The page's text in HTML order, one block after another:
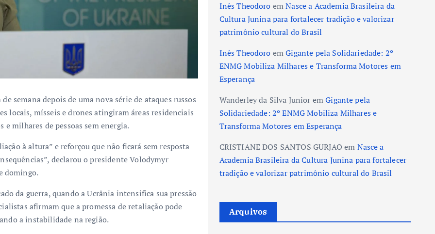
semana depois de uma nova série de ataques russos
locais, mísseis e drones atingiram áreas residenciais
milhares de pessoas sem energia.
à altura” e reforçou que não ficará sem resposta
declarou o presidente Volodymyr
domingo.
da guerra, quando a Ucrânia intensifica sua pressão
afirmam que a promessa de retaliação pode
a instabilidade na região.
Inês Theodoro emNasce a Academia Brasileira da
Cultura Junina para fortalecer tradição e valorizar
patrimônio cultural do Brasil
Inês Theodoro emGigante pela Solidariedade: 2º
ENMG Mobiliza Milhares e Transforma Motores em
Esperança
Wanderley da Silva Junior emGigante pela
Solidariedade: 2º ENMG Mobiliza Milhares e
Transforma Motores em Esperança
CRISTIANE DOS SANTOS GURJAO em Nasce a
Academia Brasileira da Cultura Junina para fortalecer
tradição e valorizar patrimônio cultural do Brasil
Arquivos